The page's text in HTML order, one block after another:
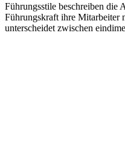
Führungsstile beschreiben die
Führungskraft ihre Mitarbeiter
unterscheidet zwischen